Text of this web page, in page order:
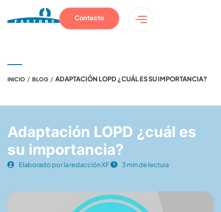
Contacto
INICIO / BLOG / ADAPTACIÓN LOPD ¿CUÁL ES SU IMPORTANCIA?
Adaptación LOPD ¿cuál es
su importancia?
Elaborado por la redacción XF 3 min de lectura